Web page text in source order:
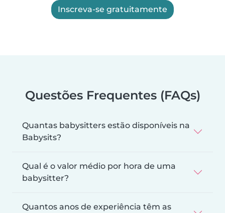
Inscreva-se gratuitamente
Questões Frequentes (FAQs)
Quantas babysitters estão disponíveis na
Babysits?
Qual é o valor médio por hora de uma
babysitter?
Quantos anos de experiência têm as